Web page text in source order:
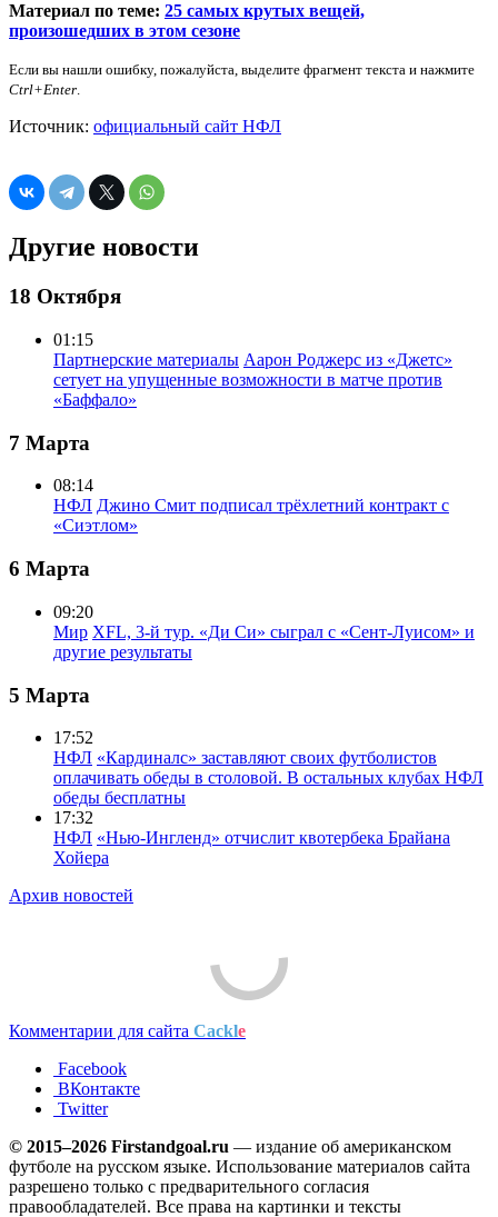
Материал по теме: 25 самых крутых вещей,
произошедших в этом сезоне
Если вы нашли ошибку, пожалуйста, выделите фрагмент текста и нажмите
Ctrl+Enter.
Источник: официальный сайт НФЛ
Другие новости
18 Октября
01:15
Партнерские материалы Аарон Роджерс из «Джетс»
сетует на упущенные возможности в матче против
«Баффало»
7 Марта
08:14
НФЛ Джино Смит подписал трёхлетний контракт с
«Сиэтлом»
6 Марта
09:20
Мир XFL, 3-й тур. «Ди Си» сыграл с «Сент-Луисом» и
другие результаты
5 Марта
17:52
НФЛ «Кардиналс» заставляют своих футболистов
оплачивать обеды в столовой. В остальных клубах НФЛ
обеды бесплатны
17:32
НФЛ «Нью-Ингленд» отчислит квотербека Брайана
Хойера
Архив новостей
Комментарии для сайта Cackle
Facebook
ВКонтакте
Twitter
© 2015–2026 Firstandgoal.ru — издание об американском
футболе на русском языке. Использование материалов cайта
разрешено только с предварительного согласия
правообладателей. Все права на картинки и тексты